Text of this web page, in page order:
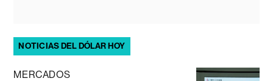
NOTICIAS DEL DÓLAR HOY
MERCADOS